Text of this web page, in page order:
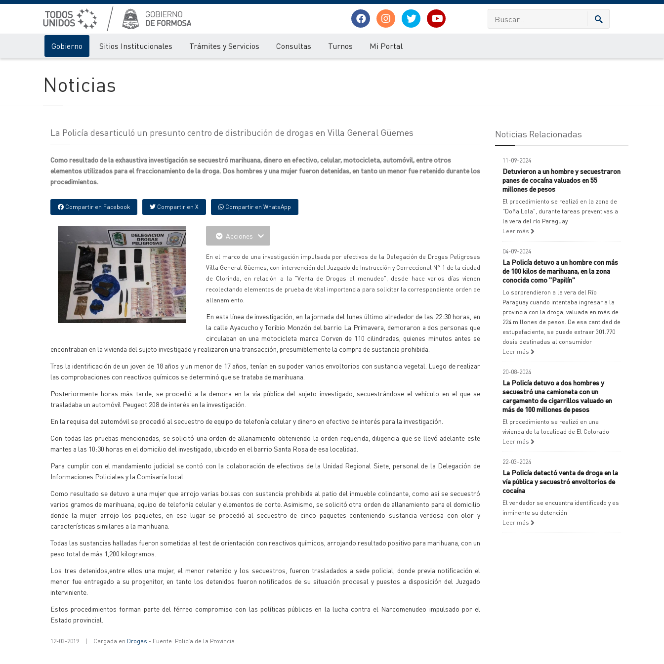
Gobierno Sitios Institucionales Trámites y Servicios Consultas Turnos Mi Portal
Noticias
La Policía desarticuló un presunto centro de distribución de drogas en Villa General Güemes
Como resultado de la exhaustiva investigación se secuestró marihuana, dinero en efectivo, celular, motocicleta, automóvil, entre otros
elementos utilizados para el fraccionamiento de la droga. Dos hombres y una mujer fueron detenidas, en tanto un menor fue retenido durante los
procedimientos.
Compartir en Facebook Compartir en X Compartir en WhatsApp
Acciones
En el marco de una investigación impulsada por efectivos de la Delegación de Drogas Peligrosas
Villa General Güemes, con intervención del Juzgado de Instrucción y Correccional N° 1 de la ciudad
de Clorinda, en relación a la "Venta de Drogas al menudeo", desde hace varios días vienen
recolectando elementos de prueba de vital importancia para solicitar la correspondiente orden de
allanamiento.
En esta línea de investigación, en la jornada del lunes último alrededor de las 22:30 horas, en
la calle Ayacucho y Toribio Monzón del barrio La Primavera, demoraron a dos personas que
circulaban en una motocicleta marca Corven de 110 cilindradas, quienes minutos antes se
encontraban en la vivienda del sujeto investigado y realizaron una transacción, presumiblemente la compra de sustancia prohibida.
Tras la identificación de un joven de 18 años y un menor de 17 años, tenían en su poder varios envoltorios con sustancia vegetal. Luego de realizar
las comprobaciones con reactivos químicos se determinó que se trataba de marihuana.
Posteriormente horas más tarde, se procedió a la demora en la vía pública del sujeto investigado, secuestrándose el vehículo en el que se
trasladaba un automóvil Peugeot 208 de interés en la investigación.
En la requisa del automóvil se procedió al secuestro de equipo de telefonía celular y dinero en efectivo de interés para la investigación.
Con todas las pruebas mencionadas, se solicitó una orden de allanamiento obteniendo la orden requerida, diligencia que se llevó adelante este
martes a las 10:30 horas en el domicilio del investigado, ubicado en el barrio Santa Rosa de esa localidad.
Para cumplir con el mandamiento judicial se contó con la colaboración de efectivos de la Unidad Regional Siete, personal de la Delegación de
Informaciones Policiales y la Comisaría local.
Como resultado se detuvo a una mujer que arrojo varias bolsas con sustancia prohibida al patio del inmueble colindante, como así se secuestró
varios gramos de marihuana, equipo de telefonía celular y elementos de corte. Asimismo, se solicitó otra orden de allanamiento para el domicilio
donde la mujer arrojo los paquetes, en ese lugar se procedió al secuestro de cinco paquetes conteniendo sustancia verdosa con olor y
características similares a la marihuana.
Todas las sustancias halladas fueron sometidas al test de orientación con reactivos químicos, arrojando resultado positivo para marihuana, con un
peso total de más 1,200 kilogramos.
Los tres detenidos,entre ellos una mujer, el menor retenido y los secuestros, fueron trasladados a sede policial, donde previa notificación el
menor fue entregado a su progenitor, en tanto los detenidos fueron notificados de su situación procesal y puestos a disposición del Juzgado
interviniente.
Estos procedimientos forman parte del férreo compromiso con las políticas públicas en la lucha contra el Narcomenudeo impulsado por el
Estado provincial.
12-03-2019 | Cargada en Drogas - Fuente: Policía de la Provincia
Noticias Relacionadas
11-09-2024
Detuvieron a un hombre y secuestraron
panes de cocaína valuados en 55
millones de pesos
El procedimiento se realizó en la zona de
"Doña Lola", durante tareas preventivas a
la vera del río Paraguay
Leer más
04-09-2024
La Policía detuvo a un hombre con más
de 100 kilos de marihuana, en la zona
conocida como "Papilín"
Lo sorprendieron a la vera del Río
Paraguay cuando intentaba ingresar a la
provincia con la droga, valuada en más de
224 millones de pesos. De esa cantidad de
estupefaciente, se puede extraer 301.770
dosis destinadas al consumidor
Leer más
20-08-2024
La Policía detuvo a dos hombres y
secuestró una camioneta con un
cargamento de cigarrillos valuado en
más de 100 millones de pesos
El procedimiento se realizó en una
vivienda de la localidad de El Colorado
Leer más
22-03-2024
La Policía detectó venta de droga en la
vía pública y secuestró envoltorios de
cocaína
El vendedor se encuentra identificado y es
inminente su detención
Leer más